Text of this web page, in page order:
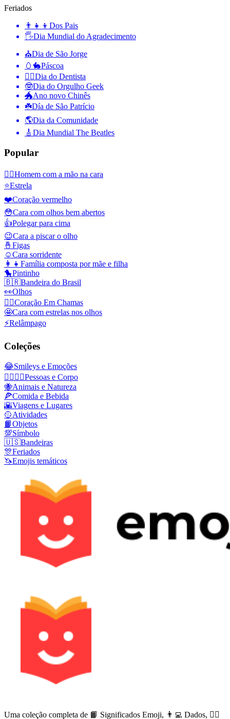
Feriados
👨‍👧‍👦 Dos Pais
🖐Dia Mundial do Agradecimento
⛪️Dia de São Jorge
🥚🐇Páscoa
👨‍⚕️Dia do Dentista
🤓Dia do Orgulho Geek
🐲Ano novo Chinês
☘️Día de São Patrício
🌎Dia da Comunidade
🎸 Dia Mundial The Beatles
Popular
🤦‍♂️Homem com a mão na cara
⭐Estrela
❤️Coração vermelho
😳Cara com olhos bem abertos
👍Polegar para cima
😉Cara a piscar o olho
🤞 Figas
☺️Cara sorridente
👩‍👧 Família composta por mãe e filha
🐤Pintinho
🇧🇷Bandeira do Brasil
👀Olhos
❤️‍🔥Coração Em Chamas
🤩Cara com estrelas nos olhos
⚡Relâmpago
Coleções
😂Smileys e Emoções
👩‍❤️‍💋‍👨Pessoas e Corpo
🐝Animais e Natureza
🍕Comida e Bebida
🌇Viagens e Lugares
🥎Atividades
📙Objetos
💯Símbolo
🇺🇸Bandeiras
🎊Feriados
🦄Emojis temáticos
Uma coleção completa de 📙 Significados Emoji, 👨‍💻 Dados, 🙅‍♀️